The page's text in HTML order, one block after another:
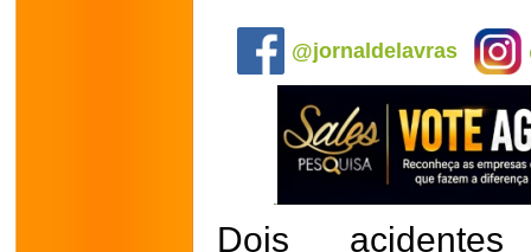
@jornaldelavras
Dois